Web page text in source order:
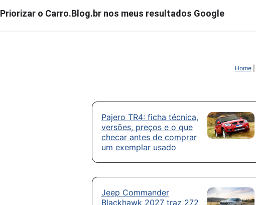
Priorizar o Carro.Blog.br nos meus resultados Google
Home
Pajero TR4: ficha técnica,
versões, preços e o que
checar antes de comprar
um exemplar usado
Jeep Commander
Blackhawk 2027 traz 272